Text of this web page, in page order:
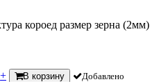
короед размер зерна (2мм)
+ В корзину Добавлено